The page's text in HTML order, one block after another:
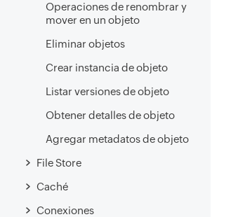
Operaciones de renombrar y
mover en un objeto
Eliminar objetos
Crear instancia de objeto
Listar versiones de objeto
Obtener detalles de objeto
Agregar metadatos de objeto
File Store
Caché
Conexiones